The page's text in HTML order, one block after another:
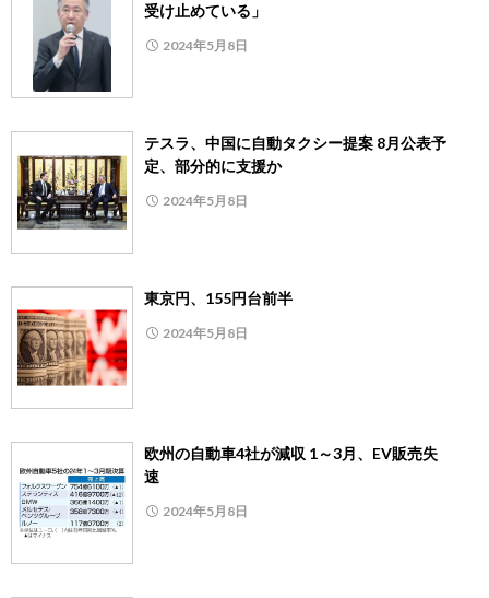
受け止めている」
2024年5月8日
テスラ、中国に自動タクシー提案 8月公表予
定、部分的に支援か
2024年5月8日
東京円、155円台前半
2024年5月8日
欧州の自動車4社が減収 1～3月、EV販売失
速
2024年5月8日